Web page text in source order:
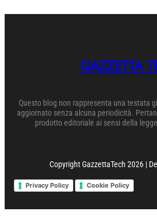
GAZZETTA
Questo blog non rappresenta una testata
aggiornato senza alcuna periodicità.
prodotto editoriale ai sensi della
Copyright GazzettaTech 2026 |
Privacy Policy Cookie Policy